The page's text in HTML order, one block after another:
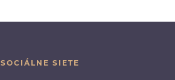
SOCIÁLNE SIETE